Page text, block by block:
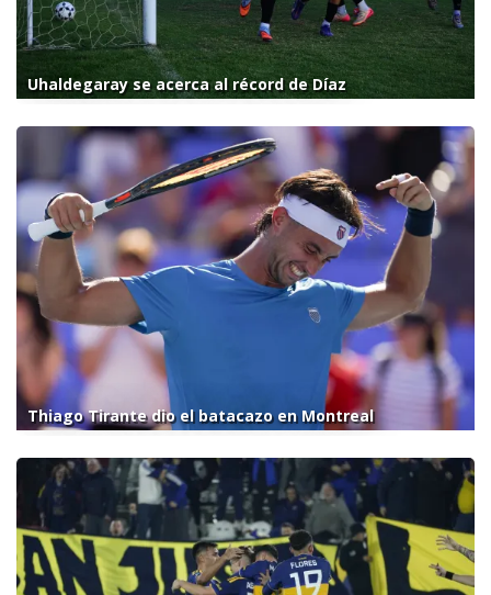
Uhaldegaray se acerca al récord de Díaz
Thiago Tirante dio el batacazo en Montreal